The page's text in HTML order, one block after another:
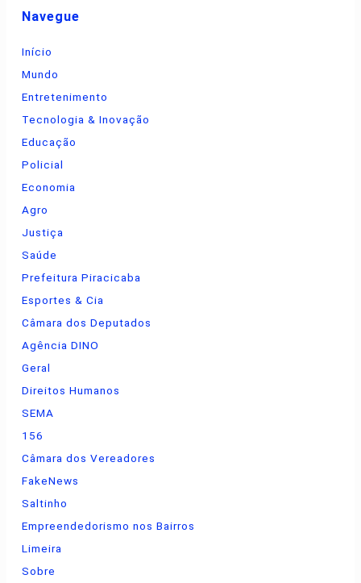
Navegue
Início
Mundo
Entretenimento
Tecnologia & Inovação
Educação
Policial
Economia
Agro
Justiça
Saúde
Prefeitura Piracicaba
Esportes & Cia
Câmara dos Deputados
Agência DINO
Geral
Direitos Humanos
SEMA
156
Câmara dos Vereadores
FakeNews
Saltinho
Empreendedorismo nos Bairros
Limeira
Sobre